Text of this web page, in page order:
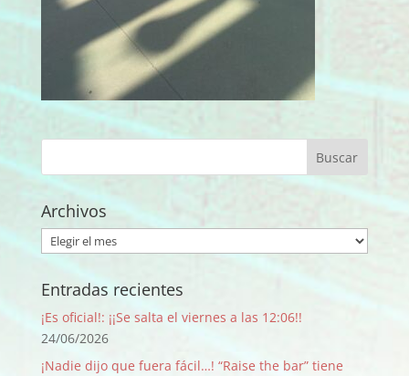
Archivos
Archivos
Entradas recientes
¡Es oficial!: ¡¡Se salta el viernes a las 12:06!!
24/06/2026
¡Nadie dijo que fuera fácil…! “Raise the bar” tiene